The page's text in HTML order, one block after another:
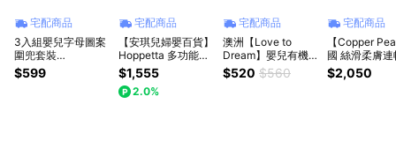
宅配商品
3入組嬰兒字母圖案
圍兜套裝
Babyshower 新生兒
禮 滿月禮｜媽媽寶
$599
宅配商品
【安琪兒婦嬰百貨】
Hoppetta 多功能紗
布包巾-彩色蘑菇
$1,555
2.0%
宅配商品
澳洲【Love to
Dream】嬰兒有機棉
小方巾(紗布巾)-3入
組
$520 $560
宅配商品
【Copper
國 絲滑柔膚連
巾-迪士尼系
克斯系列 (多
$2,050